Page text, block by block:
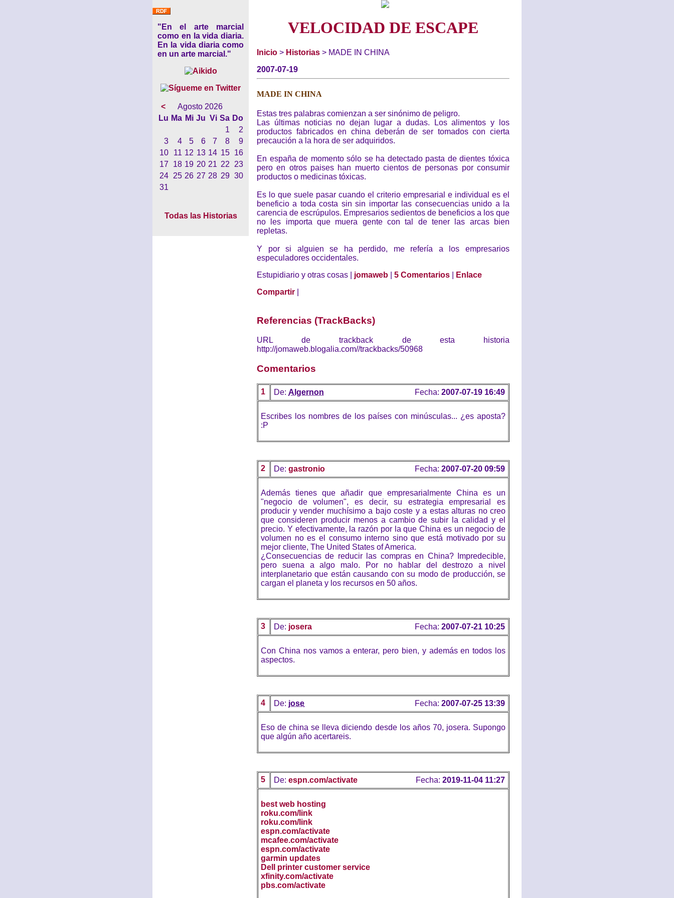
"En el arte marcial
como en la vida diaria.
En la vida diaria como
en un arte marcial."
<
Agosto 2026
Lu Ma Mi Ju Vi Sa Do
1
2
3
4 5 6 7 8
9
10
11 12 13 14 15
16
17
18 19 20 21 22
23
24
25 26 27 28 29 30
31
Todas las Historias
VELOCIDAD DE ESCAPE
Inicio > Historias > MADE IN CHINA
2007-07-19
MADE IN CHINA
Estas tres palabras comienzan a ser sinónimo de peligro.
Las últimas noticias no dejan lugar a dudas. Los alimentos y los
productos fabricados en china deberán de ser tomados con cierta
precaución a la hora de ser adquiridos.
En españa de momento sólo se ha detectado pasta de dientes tóxica
pero en otros paises han muerto cientos de personas por consumir
productos o medicinas tóxicas.
Es lo que suele pasar cuando el criterio empresarial e individual es el
beneficio a toda costa sin sin importar las consecuencias unido a la
carencia de escrúpulos. Empresarios sedientos de beneficios a los que
no les importa que muera gente con tal de tener las arcas bien
repletas.
Y por si alguien se ha perdido, me refería a los empresarios
especuladores occidentales.
Estupidiario y otras cosas | jomaweb 5 Comentarios
Enlace
Compartir
Referencias (TrackBacks)
URL de trackback de esta historia
http://jomaweb.blogalia.com//trackbacks/50968
Comentarios
1 De: Algernon Fecha: 2007-07-19 16:49
Escribes los nombres de los países con minúsculas... ¿es aposta?
:P
2 De: gastronio Fecha: 2007-07-20 09:59
Además tienes que añadir que empresarialmente China es un
"negocio de volumen", es decir, su estrategia empresarial es
producir y vender muchísimo a bajo coste y a estas alturas no creo
que consideren producir menos a cambio de subir la calidad y el
precio. Y efectivamente, la razón por la que China es un negocio de
volumen no es el consumo interno sino que está motivado por su
mejor cliente, The United States of America.
¿Consecuencias de reducir las compras en China? Impredecible,
pero suena a algo malo. Por no hablar del destrozo a nivel
interplanetario que están causando con su modo de producción, se
cargan el planeta y los recursos en 50 años.
3 De: josera Fecha: 2007-07-21 10:25
Con China nos vamos a enterar, pero bien, y además en todos los
aspectos.
4 De: jose Fecha: 2007-07-25 13:39
Eso de china se lleva diciendo desde los años 70, josera. Supongo
que algún año acertareis.
5 De: espn.com/activate Fecha: 2019-11-04 11:27
best web hosting
roku.com/link
roku.com/link
espn.com/activate
mcafee.com/activate
espn.com/activate
garmin updates
Dell printer customer service
xfinity.com/activate
pbs.com/activate